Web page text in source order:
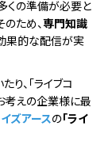
くの準備が必要と
ため、専門知識
果的な配信が実
、「ライブコ
考えの企業様に最
ズアースの「ライ